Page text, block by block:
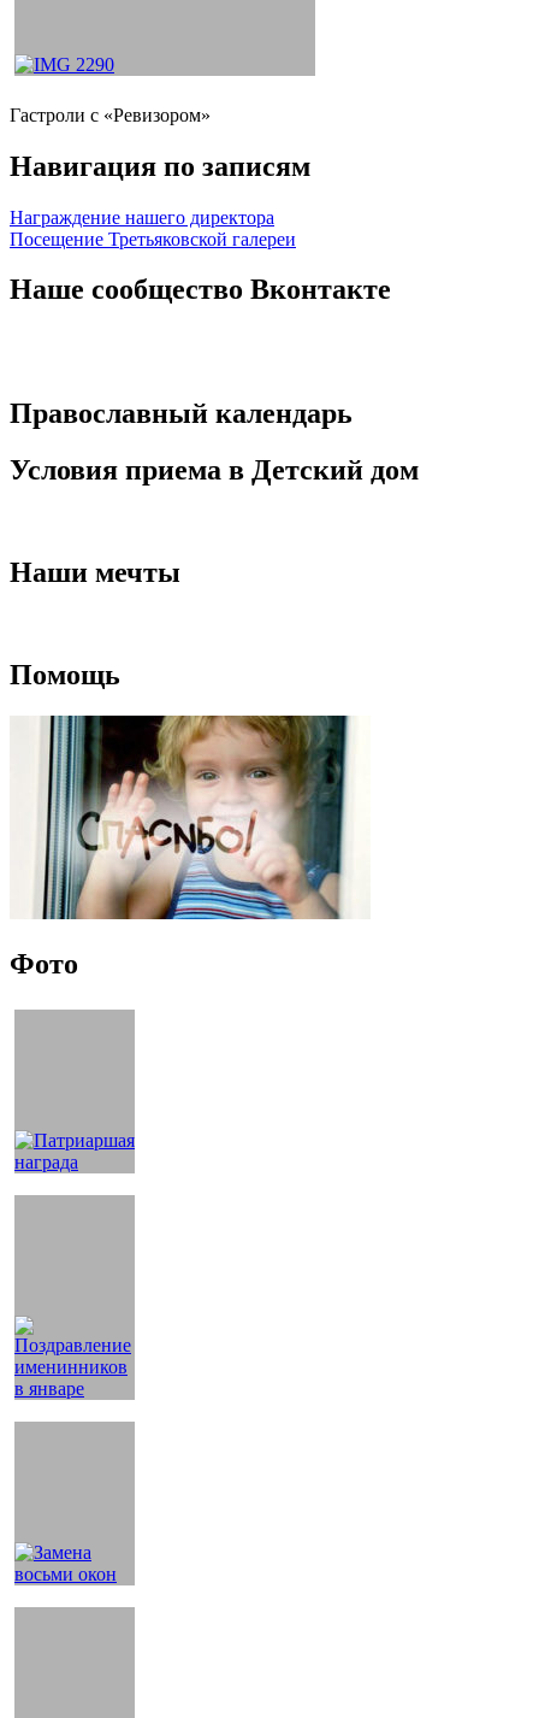
Гастроли с «Ревизором»
Навигация по записям
Награждение нашего директора
Посещение Третьяковской галереи
Наше сообщество Вконтакте
Православный календарь
Условия приема в Детский дом
Наши мечты
Помощь
Фото